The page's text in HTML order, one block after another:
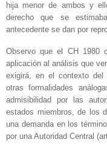
hija menor de ambos y
derecho que se
antecedente se dan por
Observo que el CH 1980
aplicación al análisis que
exigirá, en el contexto del
otras formalidades
admisibilidad por las
estados miembros, de los
una demanda en los
por una Autoridad Central